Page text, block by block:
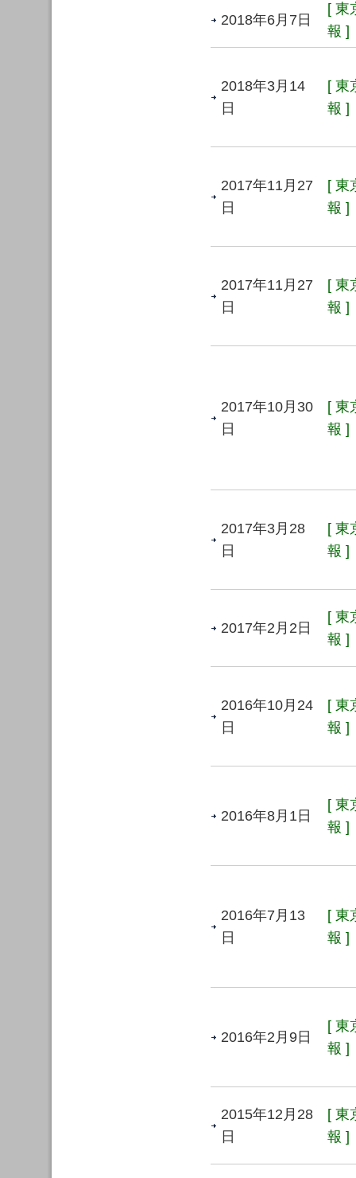
2018年6月7日
[ 東
報 ]
2018年3月14
日
[ 東
報 ]
2017年11月27
日
[ 東
報 ]
2017年11月27
日
[ 東
報 ]
2017年10月30
日
[ 東
報 ]
2017年3月28
日
[ 東
報 ]
2017年2月2日
[ 東
報 ]
2016年10月24
日
[ 東
報 ]
2016年8月1日
[ 東
報 ]
2016年7月13
日
[ 東
報 ]
2016年2月9日
[ 東
報 ]
2015年12月28
日
[ 東
報 ]